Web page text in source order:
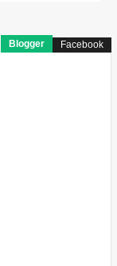
Blogger Facebook